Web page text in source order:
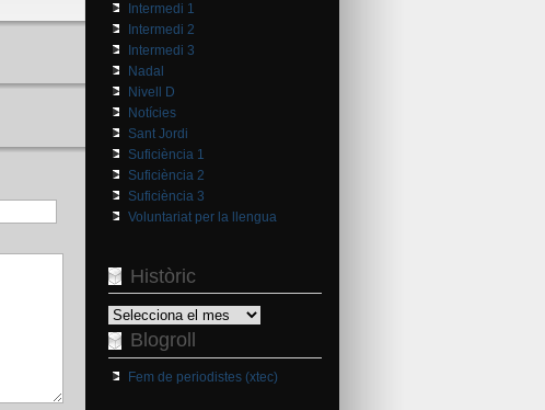
Intermedi 1
Intermedi 2
Intermedi 3
Nadal
Nivell D
Notícies
Sant Jordi
Suficiència 1
Suficiència 2
Suficiència 3
Voluntariat per la llengua
Històric
Històric
Blogroll
Fem de periodistes (xtec)